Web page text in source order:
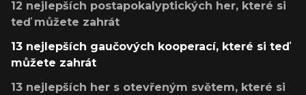
12 nejlepších postapokalyptických her, které si
teď můžete zahrát
13 nejlepších gaučových kooperací, které si teď
můžete zahrát
13 nejlepších her s otevřeným světem, které si